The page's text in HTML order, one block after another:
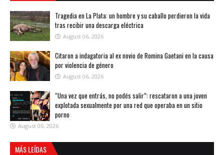
Tragedia en La Plata: un hombre y su caballo perdieron la vida
tras recibir una descarga eléctrica
August 06, 2026
Citaron a indagatoria al ex novio de Romina Gaetani en la causa
por violencia de género
August 06, 2026
“Una vez que entrás, no podés salir”: rescataron a una joven
explotada sexualmente por una red que operaba en un sitio
porno
August 06, 2026
MÁS LEÍDAS